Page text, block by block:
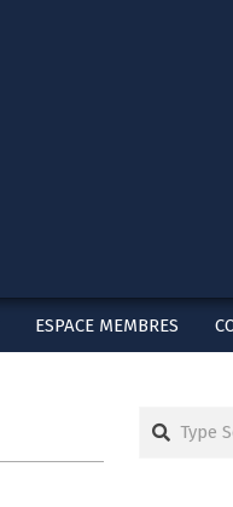
ESPACE MEMBRES
Search